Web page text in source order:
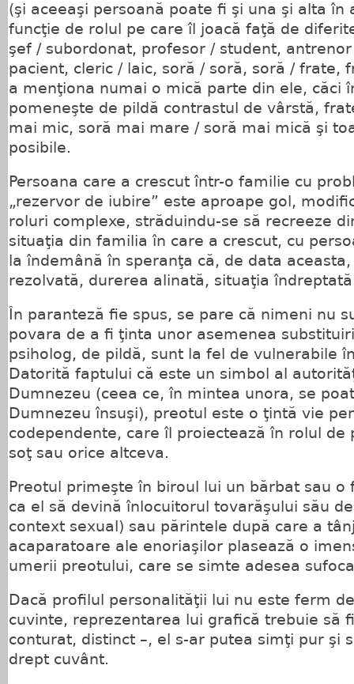
(şi aceeaşi persoană poate fi şi una şi alta în
funcţie de rolul pe care îl joacă faţă de
şef / subordonat, profesor / student,
pacient, cleric / laic, soră / soră, soră / frate,
a menţiona numai o mică parte din ele, căci
pomeneşte de pildă contrastul de vârstă,
mai mic, soră mai mare / soră mai mică şi
posibile.
Persoana care a crescut într-o familie cu
„rezervor de iubire” este aproape gol,
roluri complexe, străduindu-se să recreeze
situaţia din familia în care a crescut, cu
la îndemână în speranţa că, de data
rezolvată, durerea alinată, situaţia
În paranteză fie spus, se pare că nimeni nu
povara de a fi ţinta unor asemenea
psiholog, de pildă, sunt la fel de vulnerabile
Datorită faptului că este un simbol al
Dumnezeu (ceea ce, în mintea unora, se
Dumnezeu însuşi), preotul este o ţintă vie
codependente, care îl proiectează în rolul de
soţ sau orice altceva.
Preotul primeşte în biroul lui un bărbat sau o
ca el să devină înlocuitorul tovarăşului său
context sexual) sau părintele după care a
acaparatoare ale enoriaşilor plasează o
umerii preotului, care se simte adesea
Dacă profilul personalităţii lui nu este ferm
cuvinte, reprezentarea lui grafică trebuie să
conturat, distinct –, el s-ar putea simţi pur şi
drept cuvânt.